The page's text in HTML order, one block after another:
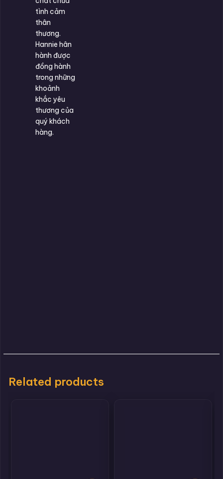
tình cảm
thân
thương.
Hannie hân
hành được
đồng hành
trong những
khoảnh
khắc yêu
thương của
quý khách
hàng.
Related products